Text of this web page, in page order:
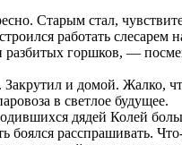
Старым стал,
работать слесарем
горшков, —
и домой. Жалко,
в светлое будущее.
дядей Колей
боялся расспрашивать.